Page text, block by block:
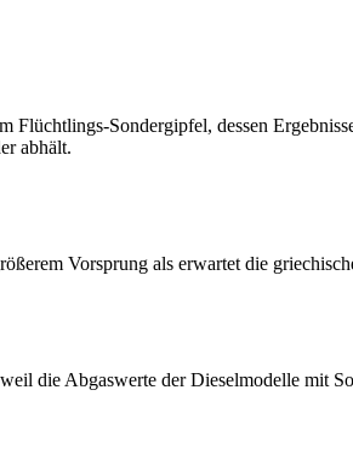
Flüchtlings-Sondergipfel, dessen
abhält.
Vorsprung als erwartet die
die Abgaswerte der Dieselmodelle mit